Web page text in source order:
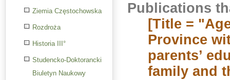
Ziemia Częstochowska
Rozdroża
Historia III°
Studencko-Doktorancki
Biuletyn Naukowy
Publications
[Title =
Province
parents’
family and